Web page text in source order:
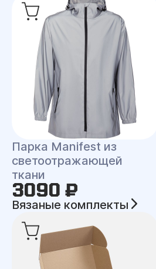
Парка Manifest из
светоотражающей
ткани
3090 ₽
Вязаные комплекты